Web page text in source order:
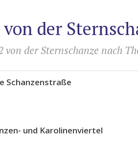
der
der Sternschanze nach
Schanzenstraße
und Karolinenviertel